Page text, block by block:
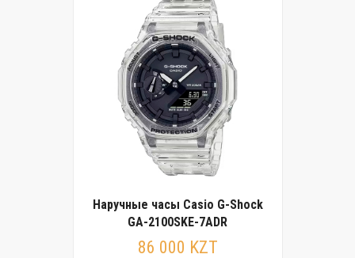
Наручные часы Casio G-Shock
GA-2100SKE-7ADR
86 000 KZT